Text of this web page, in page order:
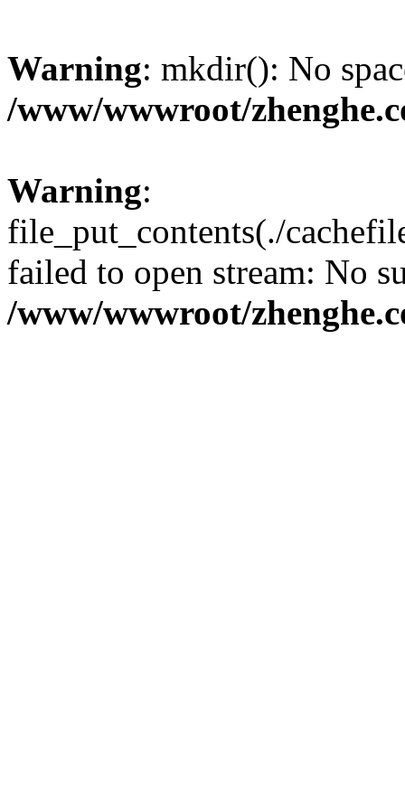
Warning: mkdir(): No
/www/wwwroot/
Warning:
file_put_contents(./
failed to open stream: No
/www/wwwroot/